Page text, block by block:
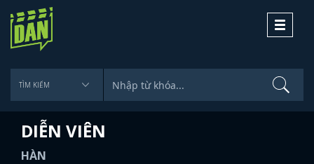
Toggle
DIỄN VIÊN
HÀN